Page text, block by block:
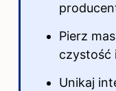
Pierz
czystość
Unikaj